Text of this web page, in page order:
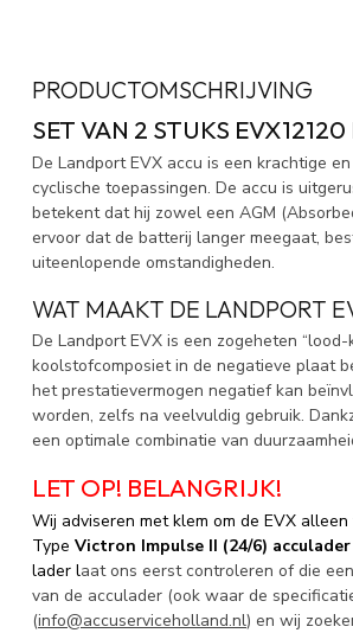
PRODUCTOMSCHRIJVING
SET VAN 2 STUKS
De Landport EVX accu is een krachtige
cyclische toepassingen. De accu is
betekent dat hij zowel een AGM
ervoor dat de batterij langer meegaat,
uiteenlopende omstandigheden.
WAT MAAKT DE LANDPORT
De Landport EVX is een zogeheten
koolstofcomposiet in de negatieve plaat
het prestatievermogen negatief kan
worden, zelfs na veelvuldig gebruik.
een optimale combinatie van
LET OP! BELANGRIJK!
Wij adviseren met klem om de EVX
Type Victron Impulse II (24/6)
lader laat ons eerst controleren of die
van de acculader (ook waar de
(info@accuserviceholland.nl) en wij